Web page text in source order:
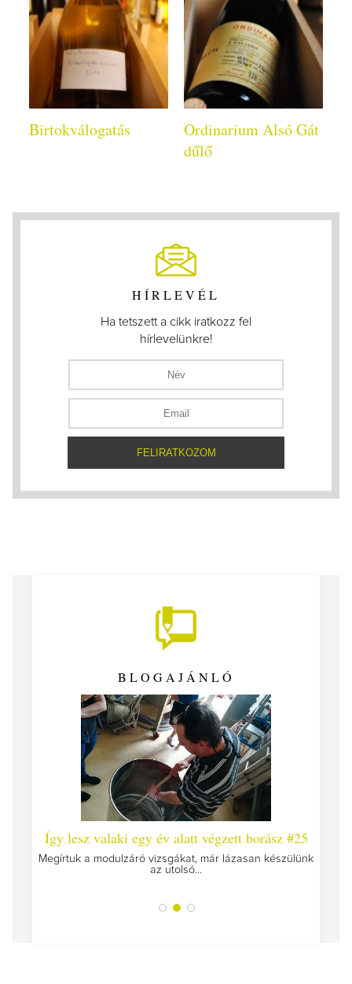
Birtokválogatás
Ordinarium Alsó Gát
dűlő
HÍRLEVÉL
Ha tetszett a cikk iratkozz fel
hírlevelünkre!
BLOGAJÁNLÓ
Így lesz valaki egy év alatt végzett borász #25
Megírtuk a modulzáró vizsgákat, már lázasan készülünk
az utolsó...